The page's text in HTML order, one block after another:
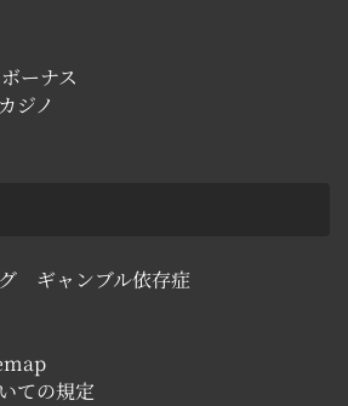
ーナス
ジノ
ギャンブル依存症
ての規定